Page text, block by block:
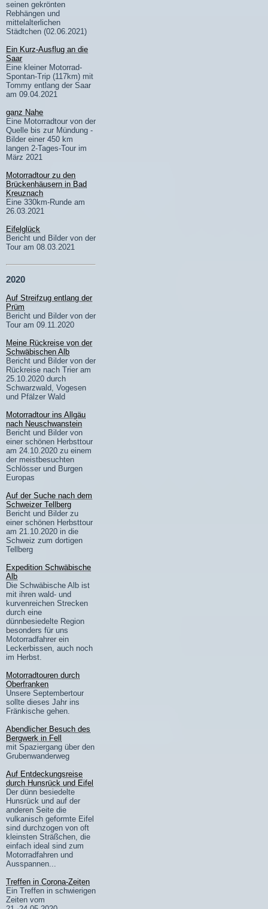
seinen gekrönten
Rebhängen und
mittelalterlichen
Städtchen (02.06.2021)
Ein Kurz-Ausflug an die
Saar
Eine kleiner Motorrad-
Spontan-Trip (117km) mit
Tommy entlang der Saar
am 09.04.2021
ganz Nahe
Eine Motorradtour von der
Quelle bis zur Mündung -
Bilder einer 450 km
langen 2-Tages-Tour im
März 2021
Motorradtour zu den
Brückenhäusern in Bad
Kreuznach
Eine 330km-Runde am
26.03.2021
Eifelglück
Bericht und Bilder von der
Tour am 08.03.2021
2020
Auf Streifzug entlang der
Prüm
Bericht und Bilder von der
Tour am 09.11.2020
Meine Rückreise von der
Schwäbischen Alb
Bericht und Bilder von der
Rückreise nach Trier am
25.10.2020 durch
Schwarzwald, Vogesen
und Pfälzer Wald
Motorradtour ins Allgäu
nach Neuschwanstein
Bericht und Bilder von
einer schönen Herbsttour
am 24.10.2020 zu einem
der meistbesuchten
Schlösser und Burgen
Europas
Auf der Suche nach dem
Schweizer Tellberg
Bericht und Bilder zu
einer schönen Herbsttour
am 21.10.2020 in die
Schweiz zum dortigen
Tellberg
Expedition Schwäbische
Alb
Die Schwäbische Alb ist
mit ihren wald- und
kurvenreichen Strecken
durch eine
dünnbesiedelte Region
besonders für uns
Motorradfahrer ein
Leckerbissen, auch noch
im Herbst.
Motorradtouren durch
Oberfranken
Unsere Septembertour
sollte dieses Jahr ins
Fränkische gehen.
Abendlicher Besuch des
Bergwerk in Fell
mit Spaziergang über den
Grubenwanderweg
Auf Entdeckungsreise
durch Hunsrück und Eifel
Der dünn besiedelte
Hunsrück und auf der
anderen Seite die
vulkanisch geformte Eifel
sind durchzogen von oft
kleinsten Sträßchen, die
einfach ideal sind zum
Motorradfahren und
Ausspannen...
Treffen in Corona-Zeiten
Ein Treffen in schwierigen
Zeiten vom